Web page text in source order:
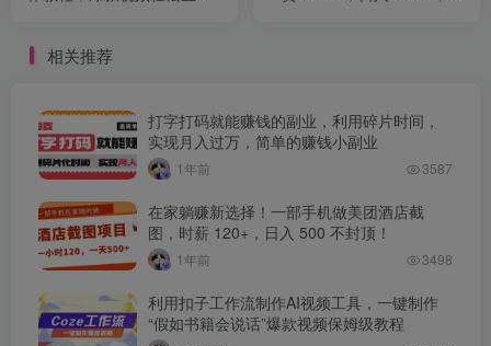
相关推荐
打字打码就能赚钱的副业，利用碎片时间，
实现月入过万，简单的赚钱小副业
1年前 3587
在家躺赚新选择！一部手机做美团酒店截
图，时薪 120+，日入 500 不封顶！
1年前 3498
利用扣子工作流制作AI视频工具，一键制作
“假如书籍会说话”爆款视频保姆级教程